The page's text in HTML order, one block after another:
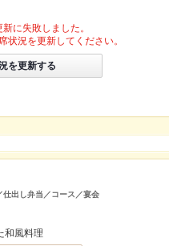
に失敗しました。
状況を更新してください。
を更新する
出し弁当／コース／宴会
和風料理